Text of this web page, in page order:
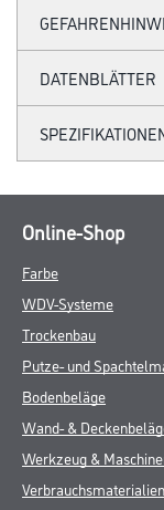
DATENBLÄTTER
Online-Shop
Farbe
WDV-Systeme
Trockenbau
Putze- und
Bodenbeläge
Wand- &
Werkzeug &
Verbrauchsmaterialien